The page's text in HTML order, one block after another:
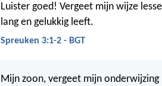
Luister goed! Vergeet mijn wijze
lang en gelukkig leeft.
Spreuken 3:1-2 - BGT
Mijn zoon, vergeet mijn onderwijzing